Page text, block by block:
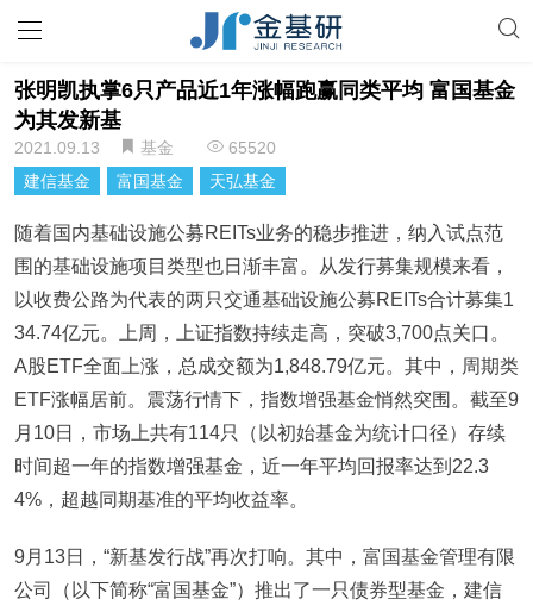
张明凯执掌6只产品近1年涨幅跑赢同类平均 富国基金
为其发新基
2021.09.13 基金
65520
建信基金
富国基金 天弘基金
随着国内基础设施公募REITs业务的稳步推进，纳入试点范
围的基础设施项目类型也日渐丰富。从发行募集规模来看，
以收费公路为代表的两只交通基础设施公募REITs合计募集1
34.74亿元。上周，上证指数持续走高，突破3,700点关口。
A股ETF全面上涨，总成交额为1,848.79亿元。其中，周期类
ETF涨幅居前。震荡行情下，指数增强基金悄然突围。截至9
月10日，市场上共有114只（以初始基金为统计口径）存续
时间超一年的指数增强基金，近一年平均回报率达到22.3
4%，超越同期基准的平均收益率。
9月13日，“新基发行战”再次打响。其中，富国基金管理有限
公司（以下简称“富国基金”）推出了一只债券型基金，建信